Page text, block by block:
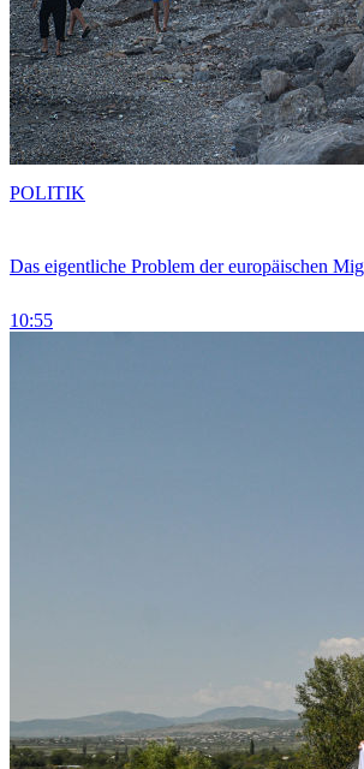
Das eigentliche Problem der europäischen
10:55
POLITIK